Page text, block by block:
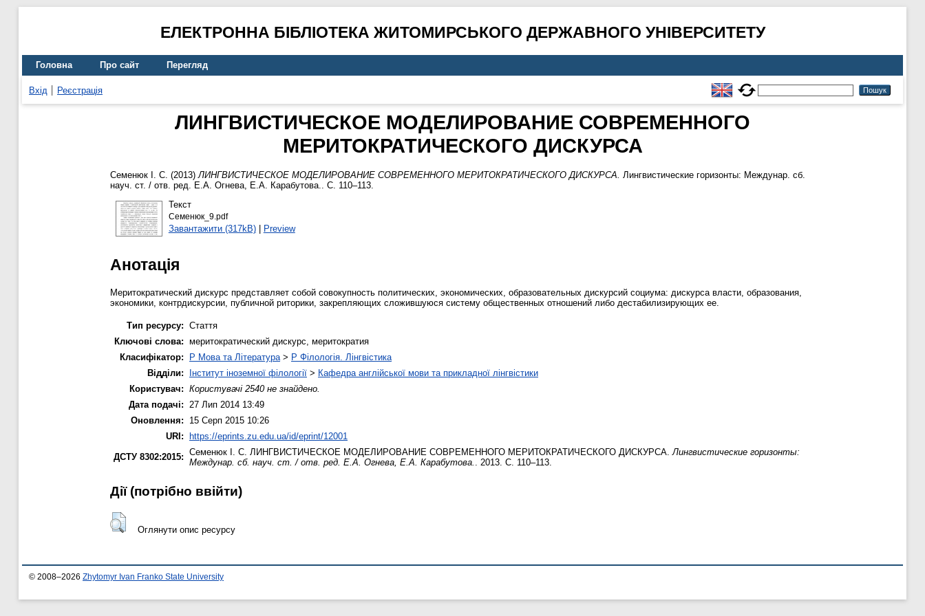
ЕЛЕКТРОННА БІБЛІОТЕКА ЖИТОМИРСЬКОГО ДЕРЖАВНОГО УНІВЕРСИТЕТУ
Головна Про сайт Перегляд
Вхід Реєстрація
ЛИНГВИСТИЧЕСКОЕ МОДЕЛИРОВАНИЕ СОВРЕМЕННОГО
МЕРИТОКРАТИЧЕСКОГО ДИСКУРСА
Семенюк І. С. (2013)ЛИНГВИСТИЧЕСКОЕ МОДЕЛИРОВАНИЕ СОВРЕМЕННОГО МЕРИТОКРАТИЧЕСКОГО ДИСКУРСА. Лингвистические горизонты: Междунар. сб.
науч. ст. / отв. ред. Е.А. Огнева, Е.А. Карабутова.. С. 110–113.
Текст
Семенюк_9.pdf
Завантажити (317kB)| Preview
Анотація
Меритократический дискурс представляет собой совокупность политических, экономических, образовательных дискурсий социума: дискурса власти, образования,
экономики, контрдискурсии, публичной риторики, закрепляющих сложившуюся систему общественных отношений либо дестабилизирующих ее.
Тип ресурсу: Стаття
Ключові слова: меритократический дискурс, меритократия
Класифікатор:
P Мова та Література > P Філологія. Лінгвістика
Відділи:
Інститут іноземної філології > Кафедра англійської мови та прикладної лінгвістики
Користувач: Користувачі 2540 не знайдено.
Дата подачі:
27 Лип 2014 13:49
Оновлення:
15 Серп 2015 10:26
URI: https://eprints.zu.edu.ua/id/eprint/12001
ДСТУ 8302:2015: Семенюк І. С. ЛИНГВИСТИЧЕСКОЕ МОДЕЛИРОВАНИЕ СОВРЕМЕННОГО МЕРИТОКРАТИЧЕСКОГО ДИСКУРСА. Лингвистические горизонты:
Междунар. сб. науч. ст. / отв. ред. Е.А. Огнева, Е.А. Карабутова.
. 2013. С. 110–113.
Дії ​​(потрібно ввійти)
Оглянути опис ресурсу
© 2008–2026 Zhytomyr Ivan Franko State University